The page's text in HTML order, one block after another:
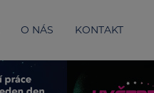
O NÁS KONTAKT